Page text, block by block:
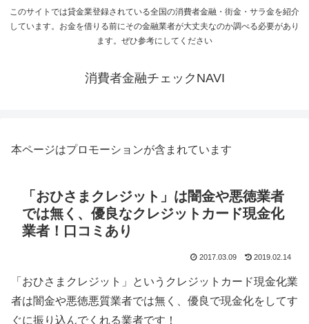
このサイトでは貸金業登録されている全国の消費者金融・街金・サラ金を紹介
しています。お金を借りる前にその金融業者が大丈夫なのか調べる必要があり
ます。ぜひ参考にしてください
消費者金融チェックNAVI
本ページはプロモーションが含まれています
「おひさまクレジット」は闇金や悪徳業者
では無く、優良なクレジットカード現金化
業者！口コミあり
2017.03.09 2019.02.14
「おひさまクレジット」というクレジットカード現金化業
者は闇金や悪徳悪質業者では無く、優良で現金化をしてす
ぐに振り込んでくれる業者です！